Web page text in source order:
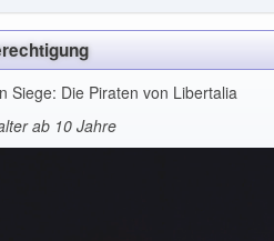
Siege: Die Piraten von Libertalia
ab 10 Jahre